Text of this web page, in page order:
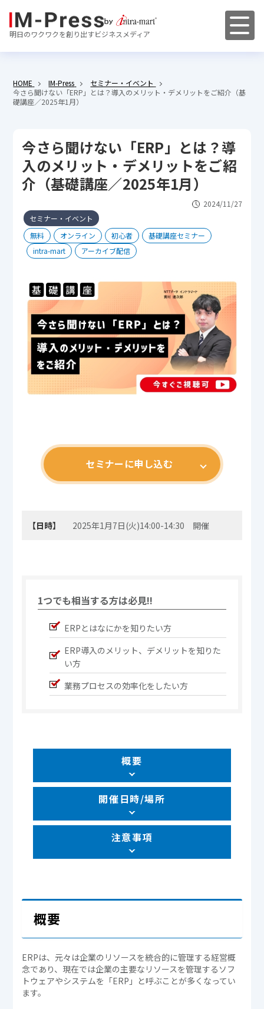
明日のワクワクを創り出すビジネスメディア
HOME IM-Press
セミナー・イベント
今さら聞けない「ERP」とは？導入のメリット・デメリットをご紹介（基
礎講座／2025年1月）
今さら聞けない「ERP」とは？導
入のメリット・デメリットをご紹
介（基礎講座／2025年1月）
2024/11/27
セミナー・イベント
無料
オンライン 初心者
基礎講座セミナー
intra-mart
アーカイブ配信
セミナーに申し込む
【日時】 2025年1月7日(火)14:00-14:30 開催
1つでも相当する方は必見!!
ERPとはなにかを知りたい方
ERP導入のメリット、デメリットを知りた
い方
業務プロセスの効率化をしたい方
概要
開催日時/場所
注意事項
概要
ERPは、元々は企業のリソースを統合的に管理する経営概
念であり、現在では企業の主要なリソースを管理するソフ
トウェアやシステムを「ERP」と呼ぶことが多くなってい
ます。